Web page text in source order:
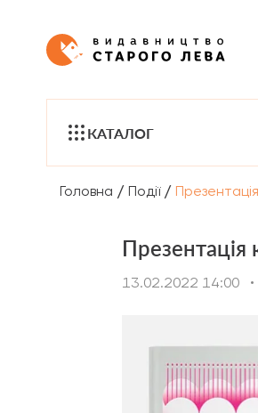
КАТАЛОГ
Головна / Події /
13.02.2022 14:00 •